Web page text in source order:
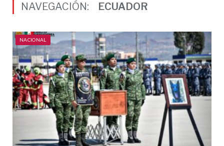
NAVEGACIÓN: ECUADOR
NACIONAL